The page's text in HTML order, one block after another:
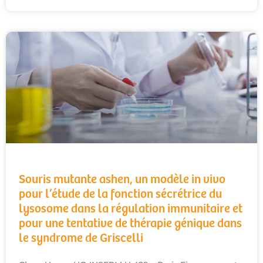
Souris mutante ashen, un modèle in vivo
pour l’étude de la fonction sécrétrice du
lysosome dans la régulation immunitaire et
pour une tentative de thérapie génique dans
le syndrome de Griscelli